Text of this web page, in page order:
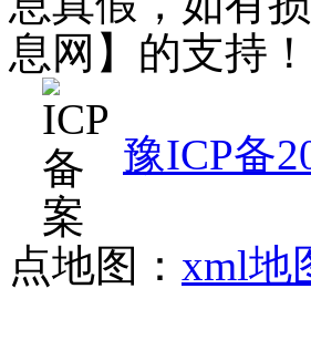
息网】的支持！
豫ICP备
点地图： xml地